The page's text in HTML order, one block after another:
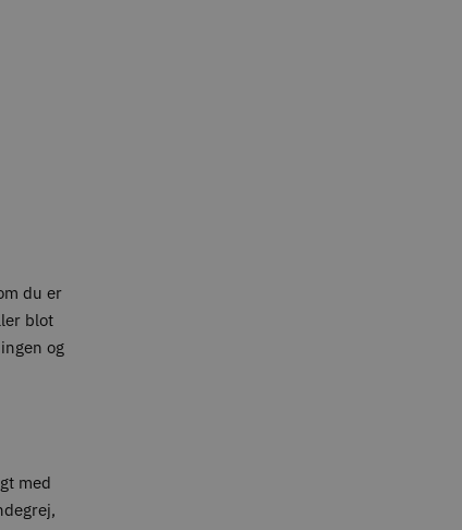
du er
blot
og
med